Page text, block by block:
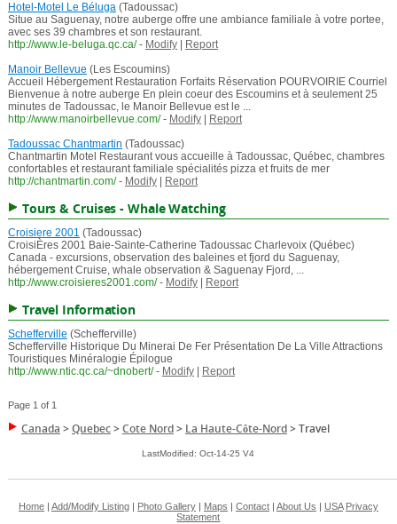
Hotel-Motel Le Béluga(Tadoussac)
Situe au Saguenay, notre auberge offre une ambiance familiale à votre portee,
avec ses 39 chambres et son restaurant.
http://www.le-beluga.qc.ca/ - Modify|
Report
Manoir Bellevue (Les Escoumins)
Accueil Hébergement Restauration Forfaits Réservation POURVOIRIE Courriel
Bienvenue à notre auberge En plein coeur des Escoumins et à seulement 25
minutes de Tadoussac, le Manoir Bellevue est le ...
http://www.manoirbellevue.com/ - Modify|
Report
Tadoussac Chantmartin (Tadoussac)
Chantmartin Motel Restaurant vous accueille à Tadoussac, Québec, chambres
confortables et restaurant familiale spécialités pizza et fruits de mer
http://chantmartin.com/ - Modify| Report
Tours & Cruises - Whale Watching
Croisiere 2001 (Tadoussac)
CroisiÈres 2001 Baie-Sainte-Catherine Tadoussac Charlevoix (Québec)
Canada - excursions, observation des baleines et fjord du Saguenay,
hébergement Cruise, whale observation & Saguenay Fjord, ...
http://www.croisieres2001.com/ - Modify| Report
Travel Information
Schefferville (Schefferville)
Schefferville Historique Du Minerai De Fer Présentation De La Ville Attractions
Touristiques Minéralogie Épilogue
http://www.ntic.qc.ca/~dnobert/ - Modify| Report
Page 1 of 1
Canada >Quebec>Cote Nord> La Haute-Côte-Nord>Travel
LastModified: Oct-14-25 V4
Home| Add/Modify Listing| Photo Gallery| Maps Contact| About Us USA Privacy
Statement